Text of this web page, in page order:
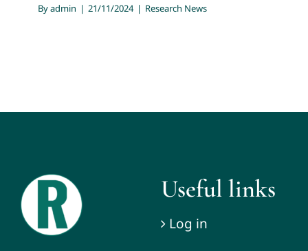
Byadmin | 21/11/2024 | Research News
Useful links
Log in